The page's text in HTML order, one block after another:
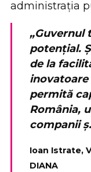
administrația
„Guvernul
potențial.
de la
inovatoare
permită
România,
companii
Ioan Istrate,
DIANA